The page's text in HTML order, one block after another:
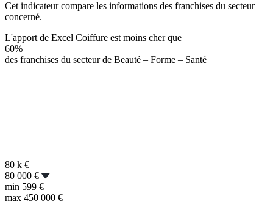
Cet indicateur compare les informations des franchises du secteur
concerné.
L'apport de Excel Coiffure est moins cher que
60%
des franchises du secteur de Beauté – Forme – Santé
80 k €
80 000 €
min 599 €
max 450 000 €